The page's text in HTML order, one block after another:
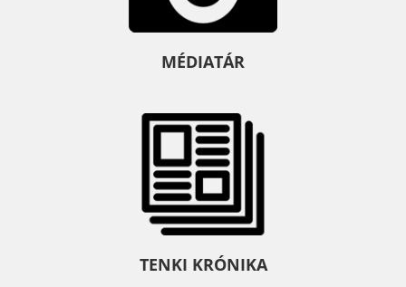
MÉDIATÁR
TENKI KRÓNIKA